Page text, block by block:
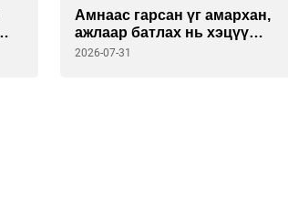
Амнаас гарсан үг амархан,
ажлаар батлах нь хэцүү
байна уу? Г. Дамдинням
2026-07-31